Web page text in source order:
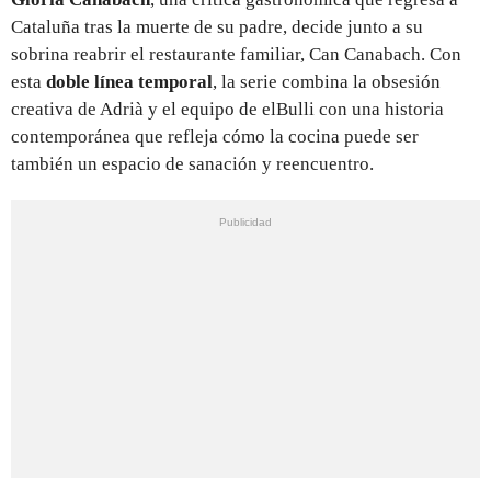
Cataluña tras la muerte de su padre, decide junto a su
sobrina reabrir el restaurante familiar, Can Canabach. Con
esta doble línea temporal, la serie combina la obsesión
creativa de Adrià y el equipo de elBulli con una historia
contemporánea que refleja cómo la cocina puede ser
también un espacio de sanación y reencuentro.